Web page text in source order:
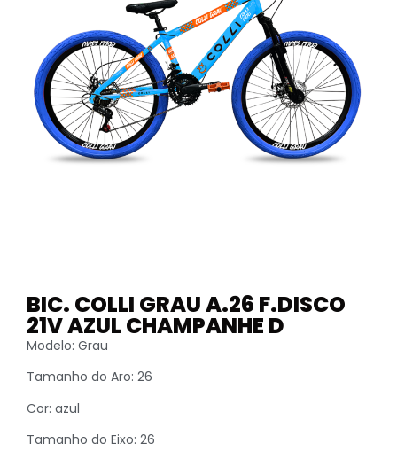
BIC. COLLI GRAU A.26 F.DISCO
21V AZUL CHAMPANHE D
Modelo: Grau
Tamanho do Aro: 26
Cor: azul
Tamanho do Eixo: 26